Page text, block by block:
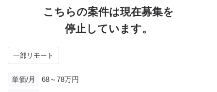
こちらの案件は現在募集を
停止しています。
一部リモート
単価/月 68～78万円